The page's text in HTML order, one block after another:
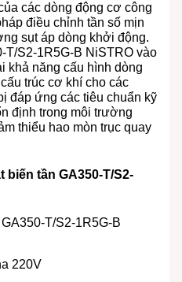
các dòng động cơ công
điều chỉnh tần số mịn
sụt áp dòng khởi động.
T/S2-1R5G-B NiSTRO vào
khả năng cấu hình dòng
trúc cơ khí cho các
đáp ứng các tiêu chuẩn kỹ
định trong môi trường
thiểu hao mòn trục quay
tần GA350-T/S2-
T/S2-1R5G-B
220V